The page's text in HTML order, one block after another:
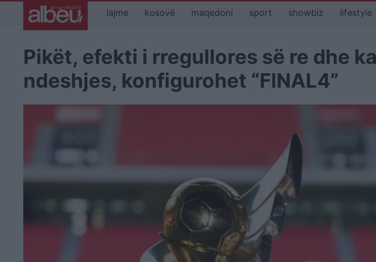
lajme kosovë maqedoni sport showbiz lifestyle
Pikët, efekti i rregullores së re dhe
ndeshjes, konfigurohet “FINAL4”